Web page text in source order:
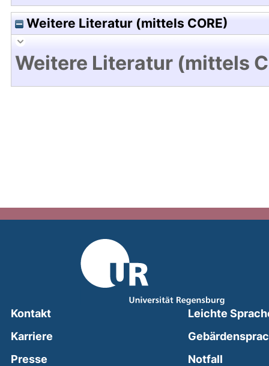
Weitere Literatur (mittels CORE)
Weitere Literatur (mittels
Kontakt
Karriere
Presse
Leichte
Notfall